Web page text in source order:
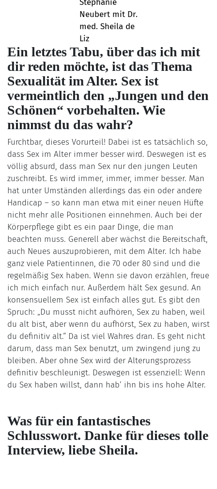
Stephanie
Neubert mit Dr.
med. Sheila de
Liz
Ein letztes Tabu, über das ich mit
dir reden möchte, ist das Thema
Sexualität im Alter. Sex ist
vermeintlich den „Jungen und den
Schönen“ vorbehalten. Wie
nimmst du das wahr?
Furchtbar, dieses Vorurteil! Dabei ist es tatsächlich so,
dass Sex im Alter immer besser wird. Deswegen ist es
völlig absurd, dass man Sex nur den jungen Leuten
zuschreibt. Es wird immer, immer, immer besser. Man
hat unter Umständen allerdings das ein oder andere
Handicap – so kann man etwa mit einer neuen Hüfte
nicht mehr alle Positionen einnehmen. Auch bei der
Körperpflege gibt es ein paar Dinge, die man
beachten muss. Generell aber wächst die Bereitschaft,
auch Neues auszuprobieren, mit dem Alter. Ich habe
ganz viele Patientinnen, die 70 oder 80 sind und die
regelmäßig Sex haben. Wenn sie davon erzählen, freue
ich mich einfach nur. Außerdem hält Sex gesund. An
konsensuellem Sex ist einfach alles gut. Es gibt den
Spruch: „Du musst nicht aufhören, Sex zu haben, weil
du alt bist, aber wenn du aufhörst, Sex zu haben, wirst
du definitiv alt.“ Da ist viel Wahres dran. Es geht nicht
darum, dass man Sex benutzt, um zwingend jung zu
bleiben. Aber ohne Sex wird der Alterungsprozess
definitiv beschleunigt. Deswegen ist essenziell: Wenn
du Sex haben willst, dann hab’ ihn bis ins hohe Alter.
Was für ein fantastisches
Schlusswort. Danke für dieses tolle
Interview, liebe Sheila.